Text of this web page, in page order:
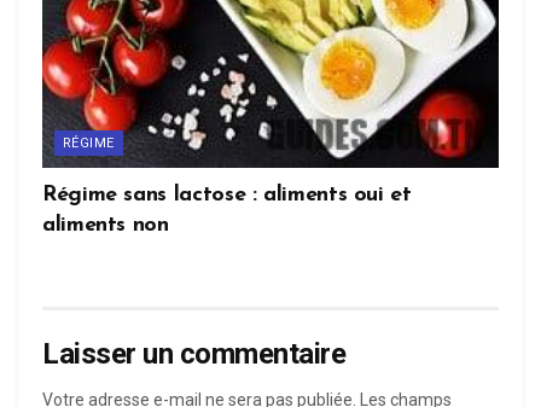
RÉGIME
Régime sans lactose : aliments oui et
aliments non
Laisser un commentaire
Votre adresse e-mail ne sera pas publiée. Les champs